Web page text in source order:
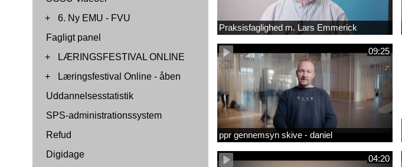
+
6. Ny EMU - FVU
Fagligt panel
+
LÆRINGSFESTIVAL ONLINE
+
Læringsfestival Online - åben
Uddannelsesstatistik
SPS-administrationssystem
Refud
Digidage
Praksisfaglighed m. Lars Emmerick
09:25
ppr gennemsyn skive - daniel
04:20